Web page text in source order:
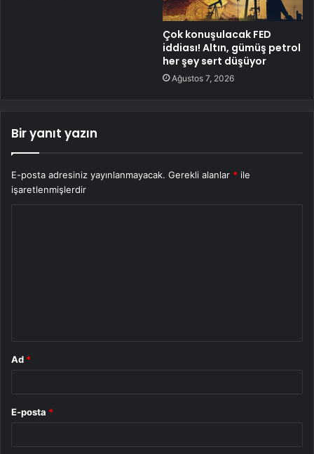
Çok konuşulacak FED
iddiası! Altın, gümüş petrol
her şey sert düşüyor
Ağustos 7, 2026
Bir yanıt yazın
E-posta adresiniz yayınlanmayacak. Gerekli alanlar * ile
işaretlenmişlerdir
Ad *
E-posta *